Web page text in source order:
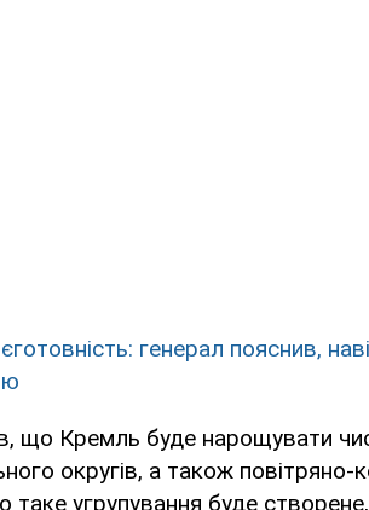
генерал пояснив,
що Кремль буде нарощувати
округів, а також повітряно-
таке угрупування буде